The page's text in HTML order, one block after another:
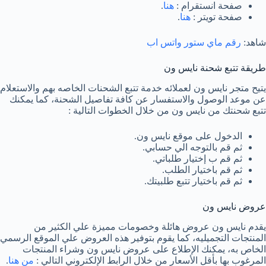
صفحة انستقرام : هنا.
صفحة تويتر : هنا.
شاهد: رقم ماي ستور واتس اب
طريقة تتبع شحنة نايس ون
يتيح متجر نايس ون لعملائه خدمة تتبع الشحنات الخاصه بهم والاستعلام
عن موعد الوصول والاستفسار عن كافة تفاصيل الشحنة، كما يمكنك
تتبع شحنتك من نايس ون من خلال الخطوات التالية :
الدخول على موقع نايس ون.
ثم قم بالتوجه الي حسابي.
ثم قم ب إختيار طلباتي.
ثم قم باختيار الطلب.
ثم قم باختيار تتبع طلبيتك.
عروض نايس ون
يقدم نايس ون عروض هائلة وخصومات مميزة علي الكثير من
المنتجات التجميليه، كما يقوم بتوفير هذه العروض علي الموقع الرسمي
الخاص به، يمكنك الإطلاع على عروض نايس ون وشراء المنتجات
المرغوب بها بأقل الأسعار من خلال الرابط الإلكتروني التالي : من هنا.